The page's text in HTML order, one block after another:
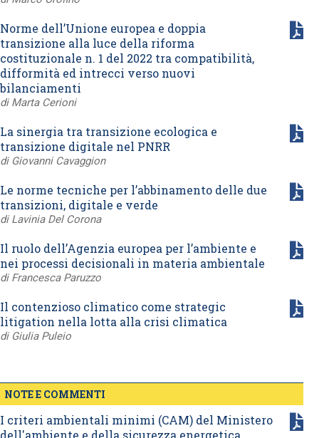
Norme dell’Unione europea e doppia
transizione alla luce della riforma
costituzionale n. 1 del 2022 tra compatibilità,
difformità ed intrecci verso nuovi
bilanciamenti
di Marta Cerioni
La sinergia tra transizione ecologica e
transizione digitale nel PNRR
di Giovanni Cavaggion
Le norme tecniche per l’abbinamento delle due
transizioni, digitale e verde
di Lavinia Del Corona
Il ruolo dell’Agenzia europea per l’ambiente e
nei processi decisionali in materia ambientale
di Francesca Paruzzo
Il contenzioso climatico come strategic
litigation nella lotta alla crisi climatica
di Giulia Puleio
NOTE E COMMENTI
I criteri ambientali minimi (CAM) del Ministero
dell'ambiente e della sicurezza energetica